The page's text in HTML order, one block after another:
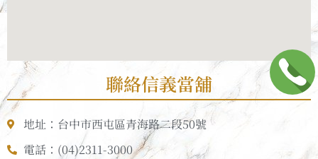
聯絡信義當舖
地址：台中市西屯區青海路二段50號
電話：(04)2311-3000